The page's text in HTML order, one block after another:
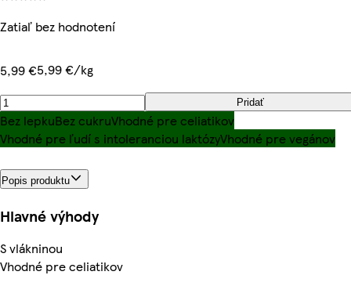
Zatiaľ bez hodnotení
5,99 €5,99 €/kg
Pridať
Bez lepkuBez cukruVhodné pre celiatikov
Vhodné pre ľudí s intoleranciou laktózyVhodné pre vegánov
Popis produktu
Hlavné výhody
S vlákninou
Vhodné pre celiatikov